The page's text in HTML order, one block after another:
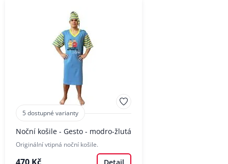
5 dostupné varianty
Noční košile - Gesto - modro-žlutá
Originální vtipná noční košile.